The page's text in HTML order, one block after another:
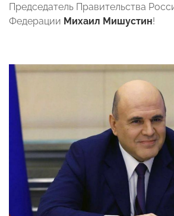
Председатель Правительства
Федерации Михаил Мишустин!